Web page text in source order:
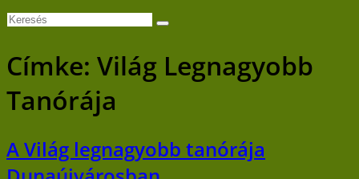
Címke: Világ Legnagyobb
Tanórája
A Világ legnagyobb tanórája